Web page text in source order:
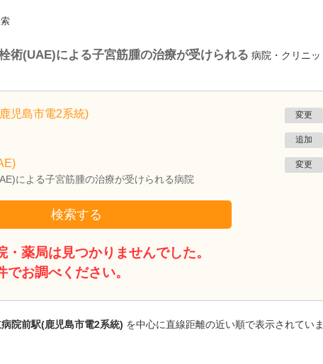
術(UAE)による子宮筋腫の治療が受けられる 病院・クリニッ
児島市電2系統) 変更
追加
による子宮筋腫の治療が受けられる病院
変更
検索する
薬局は見つかりませんでした。
お調べください。
院前駅(鹿児島市電2系統) を中心に直線距離の近い順で表示されていま
鹿児島県鹿児島市
ですね。